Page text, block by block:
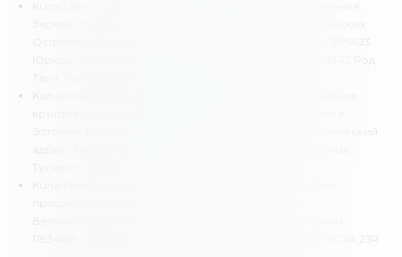
Юридический адрес – IntershoreChambers P.O. BOX 4342 Род
Эстонии. Регистрационный номер – 14905696. Юридический
11834168. Юридический адрес: 7 Белл Ярд, Лондон WC2A 2JR.